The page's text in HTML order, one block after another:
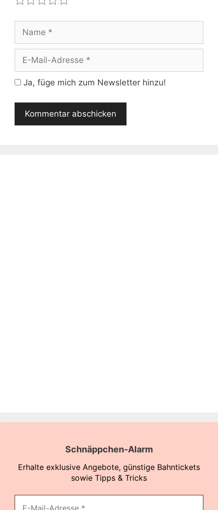
Mail-
Adresse
Ja, füge mich zum Newsletter hinzu!
Schnäppchen-Alarm
Erhalte exklusive Angebote, günstige Bahntickets
sowie Tipps & Tricks